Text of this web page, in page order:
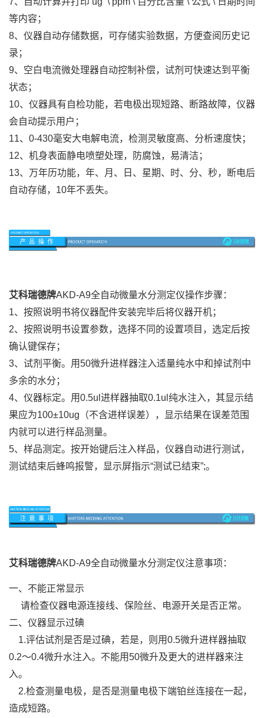
等内容；
8、仪器自动存储数据，可存储实验数据，方便查阅历史记
录；
9、空白电流微处理器自动控制补偿，试剂可快速达到平衡
状态；
10、仪器具有自检功能，若电极出现短路、断路故障，仪器
会自动提示用户；
11、0-430毫安大电解电流，检测灵敏度高、分析速度快；
12、机身表面静电喷塑处理，防腐蚀，易清洁；
13、万年历功能，年、月、日、星期、时、分、秒，断电后
自动存储，10年不丢失。
艾科瑞德牌AKD-A9全自动微量水分测定仪操作步骤：
1、按照说明书将仪器配件安装完毕后将仪器开机；
2、按照说明书设置参数，选择不同的设置项目，选定后按
确认键保存；
3、试剂平衡。用50微升进样器注入适量纯水中和掉试剂中
多余的水分；
4、仪器标定。用0.5ul进样器抽取0.1ul纯水注入，其显示结
果应为100±10ug（不含进样误差），显示结果在误差范围
内就可以进行样品测量。
5、样品测定。按开始键后注入样品，仪器自动进行测试，
测试结束后蜂鸣报警，显示屏指示“测试已结束”;。
艾科瑞德牌AKD-A9全自动微量水分测定仪注意事项：
一、不能正常显示
请检查仪器电源连接线、保险丝、电源开关是否正常。
二、仪器显示过碘
1.评估试剂是否是过碘，若是，则用0.5微升进样器抽取
0.2～0.4微升水注入。不能用50微升及更大的进样器来注
入。
2.检查测量电极，是否是测量电极下端铂丝连接在一起，
造成短路。